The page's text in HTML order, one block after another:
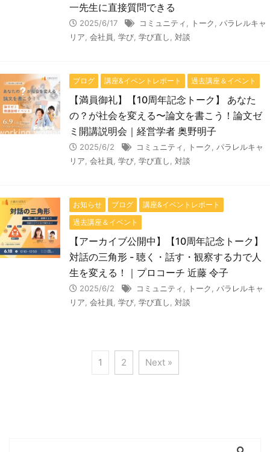
一先生に直接質問できる
2025/6/17 コミュニティ トーク
パラレルキャ
リア 会社員 学び 学び直し 対談
ブログ 講座&イベントレポート 過去講座＆イベント
【満員御礼】【10周年記念トーク】 あなた
の？が社会を変える〜論文を書こう！論文ゼ
ミ開講説明会｜経営学者 奥野明子
2025/6/2 コミュニティ トーク
パラレルキャ
リア 会社員 学び 学び直し 対談
お知らせ ブログ
講座&イベントレポート
過去講座＆イベント
【アーカイブ公開中】【10周年記念トーク】
対話の三角形 - 聴く・話す・観察する力で人
生を変える！｜プロコーチ 近藤 令子
2025/6/2 コミュニティ トーク
パラレルキャ
リア 会社員 学び 学び直し 対談
1 2 Next »